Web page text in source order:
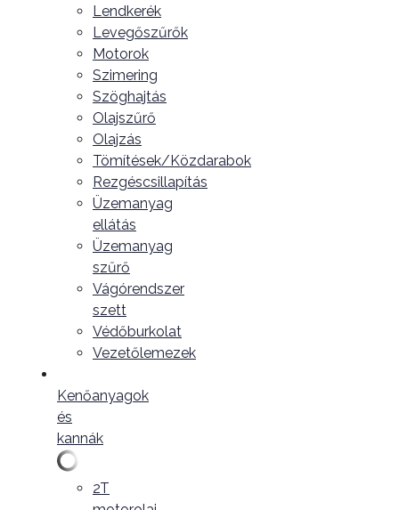
Lendkerék
Levegőszűrők
Motorok
Szimering
Szöghajtás
Olajszűrő
Olajzás
Tömítések/Közdarabok
Rezgéscsillapítás
Üzemanyag
ellátás
Üzemanyag
szűrő
Vágórendszer
szett
Védőburkolat
Vezetőlemezek
Kenőanyagok
és
kannák
2T